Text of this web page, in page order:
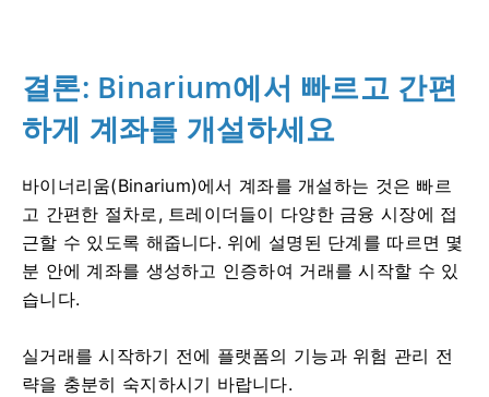
결론: Binarium에서 빠르고 간편
하게 계좌를 개설하세요
바이너리움(Binarium)에서 계좌를 개설하는 것은 빠르
고 간편한 절차로, 트레이더들이 다양한 금융 시장에 접
근할 수 있도록 해줍니다. 위에 설명된 단계를 따르면 몇
분 안에 계좌를 생성하고 인증하여 거래를 시작할 수 있
습니다.
실거래를 시작하기 전에 플랫폼의 기능과 위험 관리 전
략을 충분히 숙지하시기 바랍니다.